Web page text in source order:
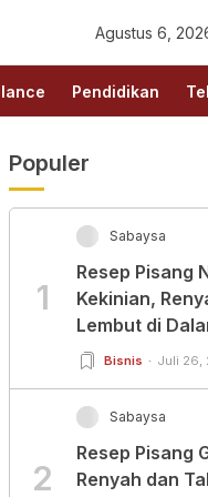
Agustus 6,
Pendidikan
Populer
1
Sabaysa
Resep Pisang
Kekinian,
Lembut di
Bisnis Juli 26,
2
Sabaysa
Resep Pisang
Renyah dan